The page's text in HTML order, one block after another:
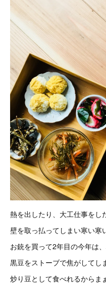
熱を出したり、大工仕事をし
壁を取っ払ってしまい寒い寒
お銃を買って2年目の今年は
黒豆をストーブで焦がしてし
炒り豆として食べれるからま